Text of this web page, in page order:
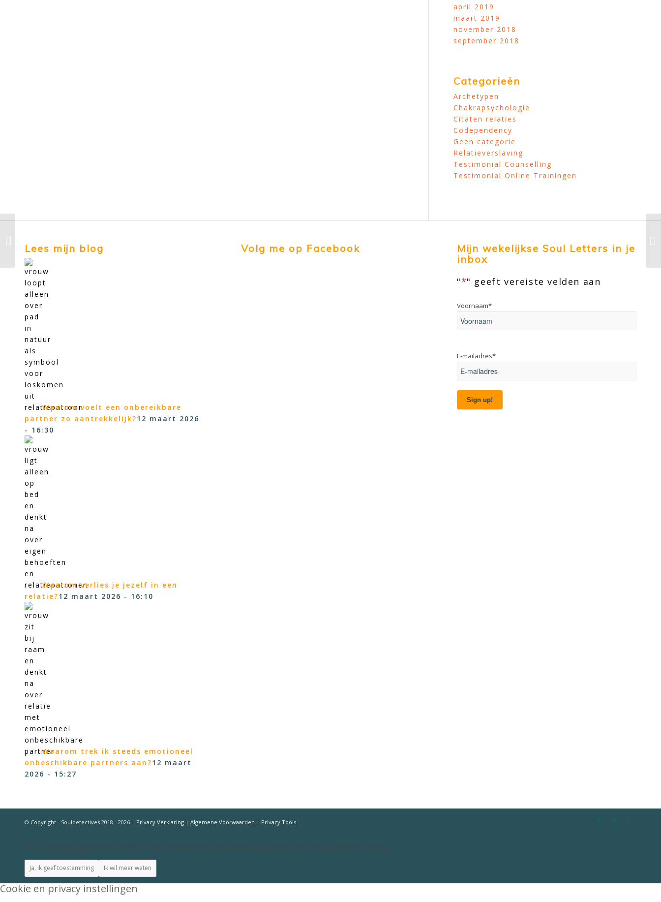
april 2019
maart 2019
november 2018
september 2018
Categorieën
Archetypen
Chakrapsychologie
Citaten relaties
Codependency
Geen categorie
Relatieverslaving
Testimonial Counselling
Testimonial Online Trainingen
Lees mijn blog
Waarom voelt een onbereikbare
partner zo aantrekkelijk?12 maart 2026
- 16:30
Waarom verlies je jezelf in een
relatie?12 maart 2026 - 16:10
Waarom trek ik steeds emotioneel
onbeschikbare partners aan?12 maart
2026 - 15:27
Volg me op Facebook
Mijn wekelijkse Soul Letters in je
inbox
"*" geeft vereiste velden aan
Voornaam*
E-mailadres*
Sign up!
© Copyright - Souldetectives 2018 - 2026 | Privacy Verklaring | Algemene Voorwaarden | Privacy Tools
Ik
Deze site maakt gebruik van cookies. Door verder te surfen op de site ga je akkoord met mijn gebruik van cookies.
Ja, ik geef toestemming Ik wil meer weten
Cookie en privacy instellingen